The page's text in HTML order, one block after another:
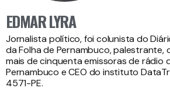
EDMAR LYRA
Jornalista político, foi colunista do
da Folha de Pernambuco, palestrante,
mais de cinquenta emissoras de rádio
Pernambuco e CEO do instituto
4571-PE.